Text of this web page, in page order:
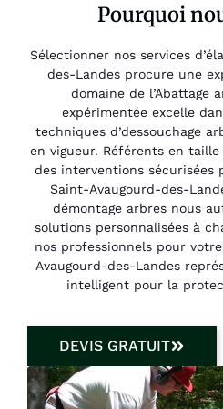
Pourquoi
Sélectionner nos services
des-Landes procure une
domaine de l’Abattage
expérimentée excelle
techniques d’dessouchage
en vigueur. Référents en
des interventions sécurisées
Saint-Avaugourd-des-
démontage arbres nous
solutions personnalisées à
nos professionnels pour
Avaugourd-des-Landes
intelligent pour la
DEVIS GRATUIT